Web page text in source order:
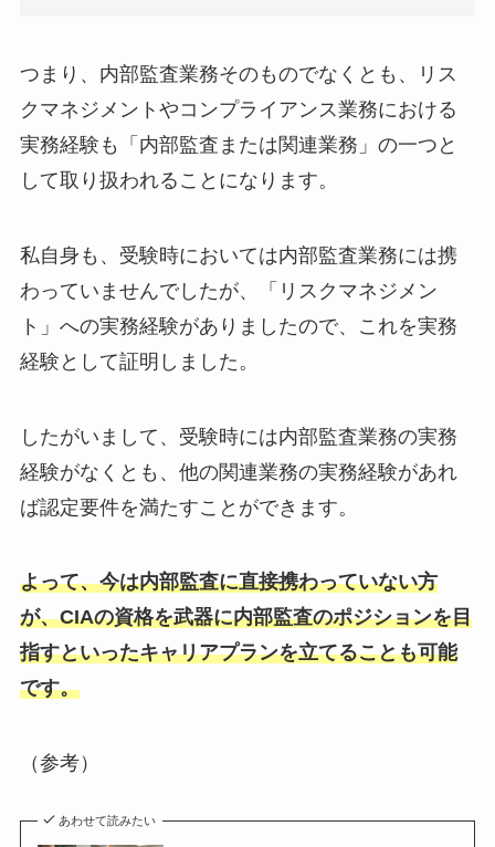
つまり、内部監査業務そのものでなくとも、リス
クマネジメントやコンプライアンス業務における
実務経験も「内部監査または関連業務」の一つと
して取り扱われることになります。
私自身も、受験時においては内部監査業務には携
わっていませんでしたが、「リスクマネジメン
ト」への実務経験がありましたので、これを実務
経験として証明しました。
したがいまして、受験時には内部監査業務の実務
経験がなくとも、他の関連業務の実務経験があれ
ば認定要件を満たすことができます。
よって、今は内部監査に直接携わっていない方
が、CIAの資格を武器に内部監査のポジションを目
指すといったキャリアプランを立てることも可能
です。
（参考）
あわせて読みたい